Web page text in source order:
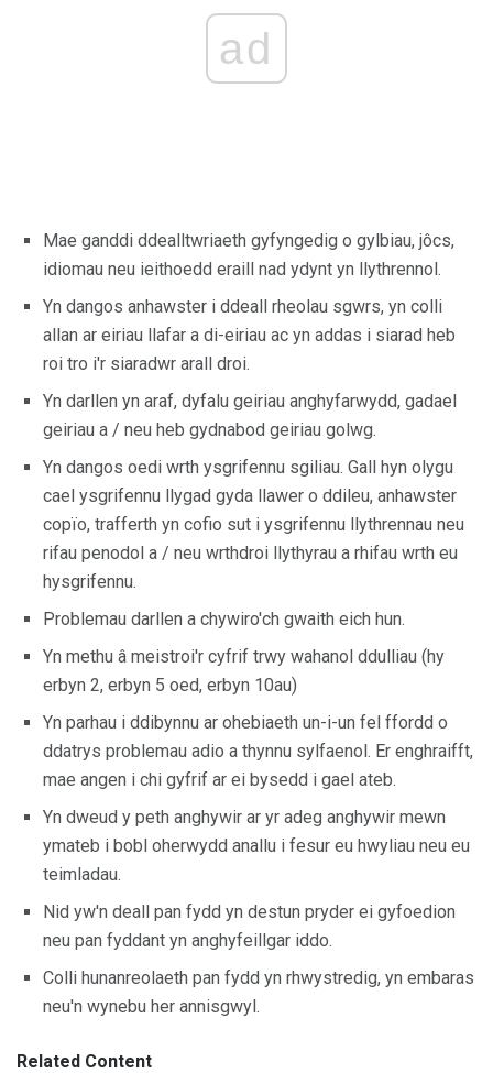
ad
Mae ganddi ddealltwriaeth gyfyngedig o gylbiau, jôcs,
idiomau neu ieithoedd eraill nad ydynt yn llythrennol.
Yn dangos anhawster i ddeall rheolau sgwrs, yn colli
allan ar eiriau llafar a di-eiriau ac yn addas i siarad heb
roi tro i'r siaradwr arall droi.
Yn darllen yn araf, dyfalu geiriau anghyfarwydd, gadael
geiriau a / neu heb gydnabod geiriau golwg.
Yn dangos oedi wrth ysgrifennu sgiliau. Gall hyn olygu
cael ysgrifennu llygad gyda llawer o ddileu, anhawster
copïo, trafferth yn cofio sut i ysgrifennu llythrennau neu
rifau penodol a / neu wrthdroi llythyrau a rhifau wrth eu
hysgrifennu.
Problemau darllen a chywiro'ch gwaith eich hun.
Yn methu â meistroi'r cyfrif trwy wahanol ddulliau (hy
erbyn 2, erbyn 5 oed, erbyn 10au)
Yn parhau i ddibynnu ar ohebiaeth un-i-un fel ffordd o
ddatrys problemau adio a thynnu sylfaenol. Er enghraifft,
mae angen i chi gyfrif ar ei bysedd i gael ateb.
Yn dweud y peth anghywir ar yr adeg anghywir mewn
ymateb i bobl oherwydd anallu i fesur eu hwyliau neu eu
teimladau.
Nid yw'n deall pan fydd yn destun pryder ei gyfoedion
neu pan fyddant yn anghyfeillgar iddo.
Colli hunanreolaeth pan fydd yn rhwystredig, yn embaras
neu'n wynebu her annisgwyl.
Related Content